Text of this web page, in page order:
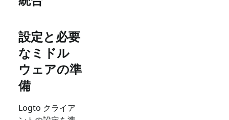
設定と必要
なミドル
ウェアの準
備
Logto クライア